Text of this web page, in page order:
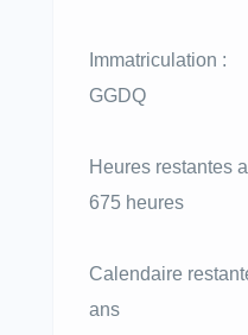
GGDQ
Heures
675 heures
ans